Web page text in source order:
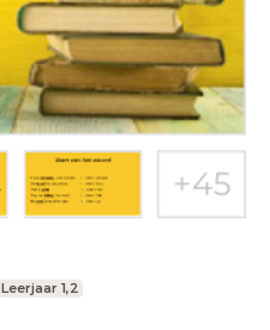
Leerjaar 1,2